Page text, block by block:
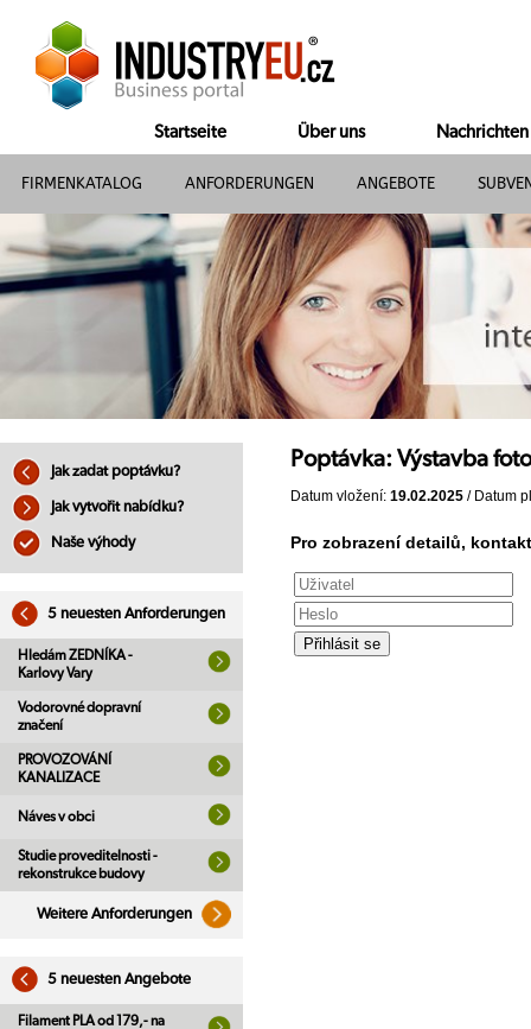
Startseite Über uns Nachrichten
FIRMENKATALOG ANFORDERUNGEN ANGEBOTE
Jak zadat poptávku?
Jak vytvořit nabídku?
Naše výhody
5 neuesten Anforderungen
Hledám ZEDNÍKA -
Karlovy Vary
Vodorovné dopravní
značení
PROVOZOVÁNÍ
KANALIZACE
Náves v obci
Studie proveditelnosti -
rekonstrukce budovy
Weitere Anforderungen
5 neuesten Angebote
Filament PLA od 179,- na
Poptávka: Výstavba
Datum vložení: 19.02.2025 / Datum
Pro zobrazení detailů,